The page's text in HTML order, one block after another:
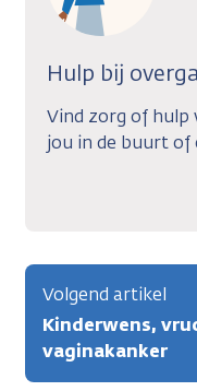
Hulp bij
Vind zorg of hulp
jou in de buurt of
Volgend artikel
Kinderwens,
vaginakanker